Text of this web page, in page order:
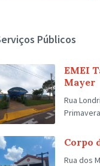
Públicos
EMEI
Mayer
Rua
Corpo
Rua dos